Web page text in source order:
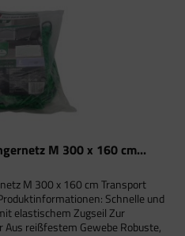
M 300 x 160 cm...
M 300 x 160 cm Transport
Schnelle und
elastischem Zugseil Zur
reißfestem Gewebe Robuste,